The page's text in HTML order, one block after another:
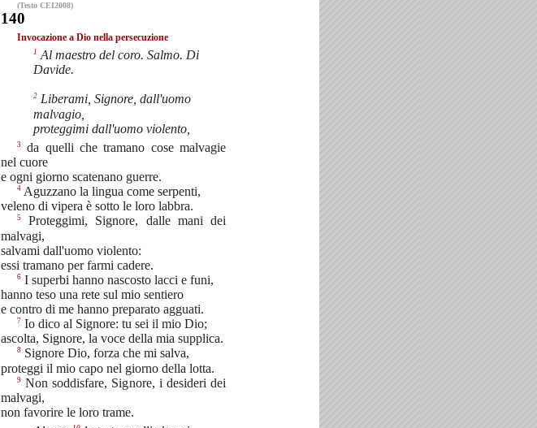
(Testo CEI2008)
140
Invocazione a Dio nella persecuzione
1 Al maestro del coro. Salmo. Di
Davide.
2 Liberami, Signore, dall'uomo
malvagio,
proteggimi dall'uomo violento,
3
da quelli che tramano cose malvagie
nel cuore
e ogni giorno scatenano guerre.
4 Aguzzano la lingua come serpenti,
veleno di vipera è sotto le loro labbra.
5
Proteggimi, Signore, dalle mani dei
malvagi,
salvami dall'uomo violento:
essi tramano per farmi cadere.
6 I superbi hanno nascosto lacci e funi,
hanno teso una rete sul mio sentiero
e contro di me hanno preparato agguati.
7 Io dico al Signore: tu sei il mio Dio;
ascolta, Signore, la voce della mia supplica.
8 Signore Dio, forza che mi salva,
proteggi il mio capo nel giorno della lotta.
9 Non soddisfare, Signore, i desideri dei
malvagi,
non favorire le loro trame.